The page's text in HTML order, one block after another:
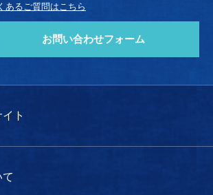
あるご質問はこちら
お問い合わせフォーム
ト